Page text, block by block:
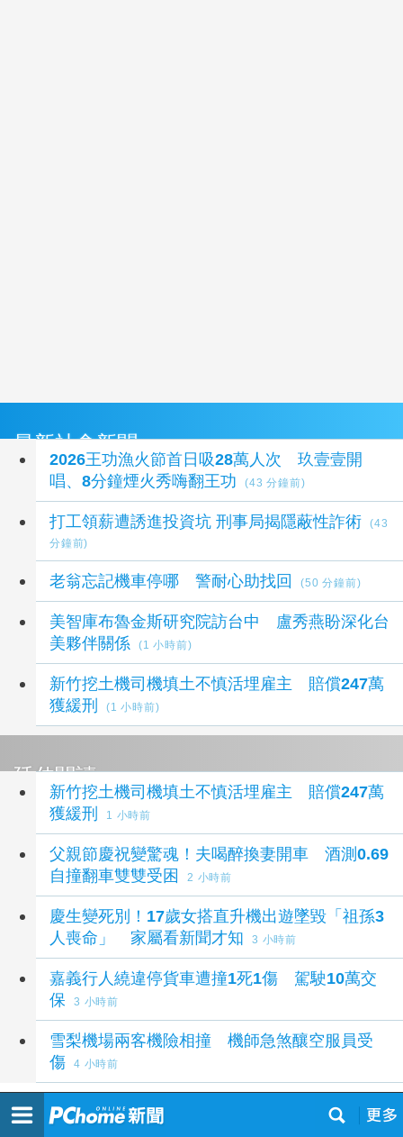
最新社會新聞
2026王功漁火節首日吸28萬人次 玖壹壹開
唱、8分鐘煙火秀嗨翻王功
(43 分鐘前)
打工領薪遭誘進投資坑 刑事局揭隱蔽性詐術
(43
分鐘前)
老翁忘記機車停哪 警耐心助找回 (50 分鐘前)
美智庫布魯金斯研究院訪台中 盧秀燕盼深化台
美夥伴關係
(1 小時前)
新竹挖土機司機填土不慎活埋雇主 賠償247萬
獲緩刑
(1 小時前)
延伸閱讀
新竹挖土機司機填土不慎活埋雇主 賠償247萬
獲緩刑
1 小時前
父親節慶祝變驚魂！夫喝醉換妻開車 酒測0.69
自撞翻車雙雙受困
2 小時前
慶生變死別！17歲女搭直升機出遊墜毀「祖孫3
人喪命」 家屬看新聞才知
3 小時前
嘉義行人繞違停貨車遭撞1死1傷 駕駛10萬交
保
3 小時前
雪梨機場兩客機險相撞 機師急煞釀空服員受
傷
4 小時前